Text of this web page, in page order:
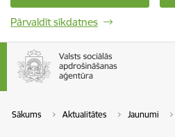
Pārvaldīt sīkdatnes
Sākums Aktualitātes Jaunumi